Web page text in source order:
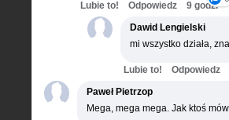
Lubie to! Odpowiedz
9 godz.
Dawid Lengielski
mi wszystko działa,
Lubie to! Odpowiedz
Paweł Pietrzop
Mega, mega mega. Jak ktoś